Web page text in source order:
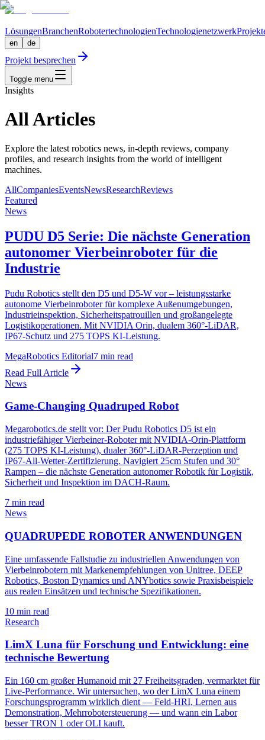
LösungenBranchenRobotertechnologienTechnologienetzwerk
en de
Projekt besprechen
Toggle menu
Insights
All Articles
Explore the latest robotics news, in-depth reviews, company
profiles, and research insights from the world of intelligent
machines.
AllCompaniesEventsNewsResearchReviews
Featured
News
PUDU D5 Serie: Die nächste Generation
autonomer Vierbeinroboter für die
Industrie
Pudu Robotics stellt den D5 und D5-W vor – leistungsstarke
autonome Vierbeinroboter für komplexe Außenumgebungen,
Industrieinspektion, Sicherheitspatrouillen und großangelegte
Logistikoperationen. Mit NVIDIA Orin, dualem 360°-LiDAR,
IP67-Schutz und 275 TOPS KI-Leistung.
MegaRobotics Editorial7 min read
Read Full Article
News
Game-Changing Quadruped Robot
Megarobotics.de stellt vor: Der Pudu Robotics D5 ist ein
industriefähiger Vierbeiner-Roboter mit NVIDIA-Orin-Plattform
(275 TOPS KI-Leistung), dualer 360°-LiDAR-Perzeption und
IP67-All-Wetter-Zertifizierung. Navigiert 25cm Stufen und 30°
Rampen – die nächste Generation autonomer Robotik für Logistik,
Sicherheit und Inspektion im DACH-Raum.
7 min read
News
QUADRUPEDE ROBOTER ANWENDUNGEN
Eine umfassende Fallstudie zu industriellen Anwendungen von
Vierbeinrobotern mit Markenempfehlungen von Unitree, DEEP
Robotics, Boston Dynamics und ANYbotics sowie Praxisbeispiele
aus realen Einsätzen und technische Spezifikationen.
10 min read
Research
LimX Luna für Forschung und Entwicklung: eine
technische Bewertung
Ein 160 cm großer Humanoid mit 27 Freiheitsgraden, vermarktet für
Live-Performance. Wir untersuchen, wo der LimX Luna einem
Forschungsprogramm wirklich dient — Feld-HRI, Lernen aus
Demonstration, Mehrrobotersteuerung — und wann ein Labor
besser TRON 1 oder OLI kauft.